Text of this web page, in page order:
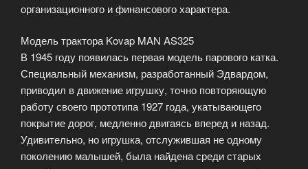
организационного и финансового характера.
Модель трактора Kovap MAN AS325
В 1945 году появилась первая модель парового катка.
Специальный механизм, разработанный Эдвардом,
приводил в движение игрушку, точно повторяющую
работу своего прототипа 1927 года, укатывающего
покрытие дорог, медленно двигаясь вперед и назад.
Удивительно, но игрушка, отслужившая не одному
поколению малышей, была найдена среди старых